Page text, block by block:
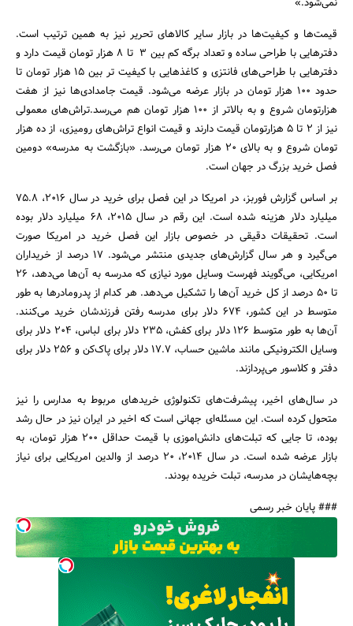
نمی‌شود.»
قیمت‌ها و کیفیت‌ها در بازار سایر کالاهای تحریر نیز به همین ترتیب است.
دفترهایی با طراحی ساده و تعداد برگه کم بین 3 تا 8 هزار تومان قیمت دارد و
دفترهایی با طراحی‌های فانتزی و کاغذهایی با کیفیت تر بین 15 هزار تومان تا
حدود 100 هزار تومان در بازار عرضه می‌شود. قیمت جامدادی‌ها نیز از هفت
هزارتومان شروع و به بالاتر از 100 هزار تومان هم می‌رسد.تراش‌های معمولی
نیز از 2 تا 5 هزارتومان قیمت دارند و قیمت انواع تراش‌های رومیزی، از ده هزار
تومان شروع و به بالای 20 هزار تومان می‌رسد. «بازگشت به مدرسه» دومین
فصل خرید بزرگ در جهان است.
بر اساس گزارش فوربز، در امریکا در این فصل برای خرید در سال 2016، 75.8
میلیارد دلار هزینه شده است. این رقم در سال 2015، 68 میلیارد دلار بوده
است. تحقیقات دقیقی در خصوص بازار این فصل خرید در امریکا صورت
می‌گیرد و هر سال گزارش‌های جدیدی منتشر می‌شود. 17 درصد از خریداران
امریکایی، می‌گویند فهرست وسایل مورد نیازی که مدرسه به آن‌ها می‌دهد، 26
تا 50 درصد از کل خرید آن‌ها را تشکیل می‌دهد. هر کدام از پدرومادرها به طور
متوسط در این کشور، 674 دلار برای مدرسه رفتن فرزندشان خرید می‌کنند.
آن‌ها به طور متوسط 126 دلار برای کفش، 235 دلار برای لباس، 204 دلار برای
وسایل الکترونیکی مانند ماشین حساب، 17.7 دلار برای پاک‌کن و 256 دلار برای
دفتر و کلاسور می‌پردازند.
در سال‌های اخیر، پیشرفت‌های تکنولوژی خریدهای مربوط به مدارس را نیز
متحول کرده است. این مسئله‌ای جهانی است که اخیر در ایران نیز در حال رشد
بوده، تا جایی که تبلت‌های دانش‌اموزی با قیمت‌‌ حداقل 200 هزار تومان، به
بازار عرضه شده است. در سال 2014، 20 درصد از والدین امریکایی برای نیاز
بچه‌هایشان در مدرسه، تبلت خریده بودند.
### پایان خبر رسمی